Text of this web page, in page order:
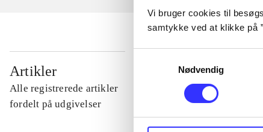
Vi bruger cookies til
samtykke ved at klikke på
Nødvendig
Artikler
Alle registrerede artikler
fordelt på udgivelser
...